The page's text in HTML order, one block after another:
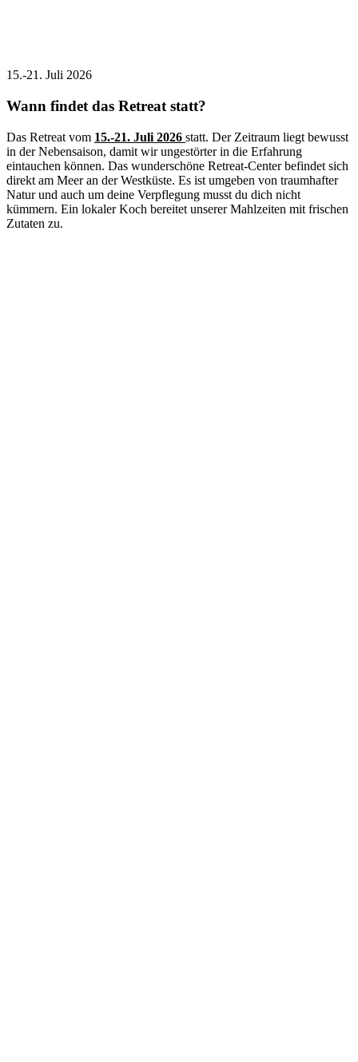
15.-21. Juli 2026
Wann findet das Retreat statt?
Das Retreat vom 15.-21. Juli 2026 statt. Der Zeitraum liegt bewusst
in der Nebensaison, damit wir ungestörter in die Erfahrung
eintauchen können. Das wunderschöne Retreat-Center befindet sich
direkt am Meer an der Westküste. Es ist umgeben von traumhafter
Natur und auch um deine Verpflegung musst du dich nicht
kümmern. Ein lokaler Koch bereitet unserer Mahlzeiten mit frischen
Zutaten zu.